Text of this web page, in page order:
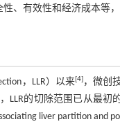
、有效性和经济成本等
，LLR）以来[4]，微创
LLR的切除范围已从最
liver partition and